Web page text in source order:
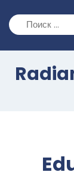
содержимому